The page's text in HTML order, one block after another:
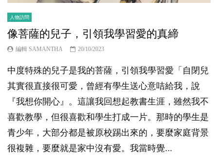
人物訪問
像菩薩的兒子，引領我學習愛的真締
編輯 SAMANTHA 20/10/2023
中度特殊的兒子是我的菩薩，引領我學習愛「自閉兒
其實很直接很可愛，曾經有學生送心意咭給我，說
『我想你開心』。這讓我回想起教書生涯，雖然我不
喜歡教學，但很喜歡和學生打成一片。那時的學生是
青少年，大部分都是被原校踢出來的，要麼家庭背景
很複雜，要麼就是家中沒有愛。我當時覺...